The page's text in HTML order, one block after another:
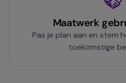
Maatwerk
Pas je plan aan en stem
toekomstige